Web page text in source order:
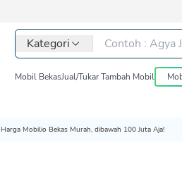
Kategori
Mobil BekasJual/Tukar Tambah Mobil
Harga Mobilio Bekas Murah, dibawah 100 Juta Aja!